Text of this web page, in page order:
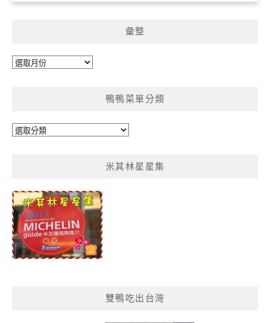
彙整
彙
鴨鴨菜單分類
鴨
類
米其林星星集
雙鴨吃出台灣